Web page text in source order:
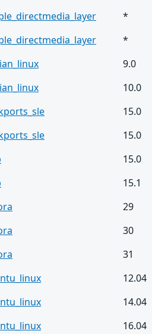
*
*
9.0
10.0
15.0
15.0
15.0
15.1
29
30
31
12.04
14.04
16.04